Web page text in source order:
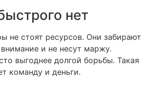
нет
не стоят ресурсов. Они забирают
и не несут маржу.
выгоднее долгой борьбы. Такая
команду и деньги.